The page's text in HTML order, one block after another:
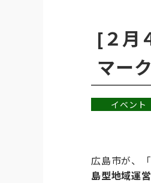
[２月
マー
イベント
広島市が、
島型地域運